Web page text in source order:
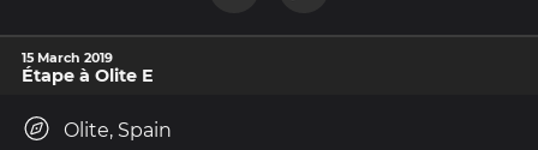
15 March 2019
Étape à Olite E
Olite, Spain